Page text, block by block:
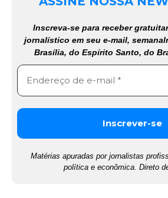
Inscreva-se para receber
jornalístico em seu e-mail,
Brasília, do Espírito Santo, do
Matérias apuradas por jornalistas
política e econômica. Direto